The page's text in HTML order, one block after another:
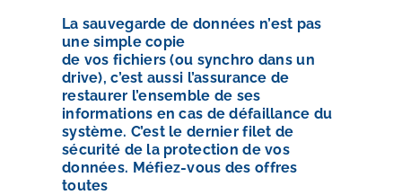
La sauvegarde de données n’est pas
une simple copie
de vos fichiers (ou synchro dans un
drive), c’est aussi l’assurance de
restaurer l’ensemble de ses
informations en cas de défaillance du
système. C’est le dernier filet de
sécurité de la protection de vos
données. Méfiez-vous des offres
toutes